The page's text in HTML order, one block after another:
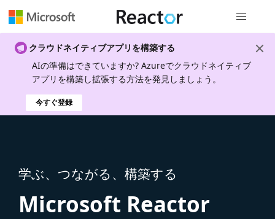
クラウドネイティブアプリを構築する
AIの準備はできていますか? Azureでクラウドネイティブ
アプリを構築し拡張する方法を発見しましょう。
今すぐ登録
学ぶ、つながる、構築する
Microsoft Reactor